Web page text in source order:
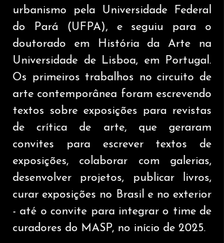
urbanismo pela Universidade Federal
do Pará (UFPA), e seguiu para o
doutorado em História da Arte na
Universidade de Lisboa, em Portugal.
Os primeiros trabalhos no circuito de
arte contemporânea foram escrevendo
textos sobre exposições para revistas
de crítica de arte, que geraram
convites para escrever textos de
exposições, colaborar com galerias,
desenvolver projetos, publicar livros,
curar exposições no Brasil e no exterior
- até o convite para integrar o time de
curadores do MASP, no início de 2025.